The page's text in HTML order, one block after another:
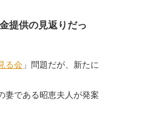
提供の見返りだっ
る会 」問題だが、新たに
妻である昭恵夫人が発案